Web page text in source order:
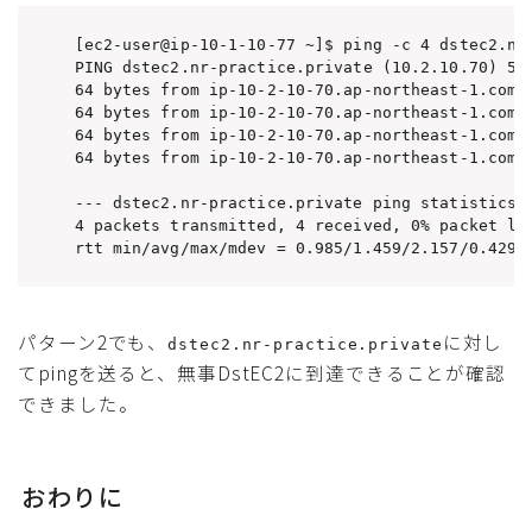
[ec2-user@ip-10-1-10-77 ~]$ ping -c 4
PING dstec2.nr-practice.private (10.2.10.70)
64 bytes from ip-10-2-10-70.ap-northeast-
64 bytes from ip-10-2-10-70.ap-northeast-
64 bytes from ip-10-2-10-70.ap-northeast-
64 bytes from ip-10-2-10-70.ap-northeast-
--- dstec2.nr-practice.private ping statistics
4 packets transmitted, 4 received, 0% packet
rtt min/avg/max/mdev = 0.985/1.459/2.157/0.429
パターン2でも、dstec2.nr-practice.private に対し
てpingを送ると、無事DstEC2に到達できることが確認
できました。
おわりに